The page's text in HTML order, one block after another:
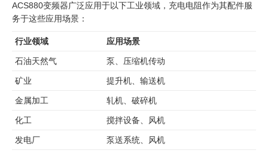
ACS880变频器广泛应用于以下工业领域，充电电阻作为其配件服
务于这些应用场景：
行业领域 应用场景
石油天然气 泵、压缩机传动
矿业 提升机、输送机
金属加工 轧机、破碎机
化工 搅拌设备、风机
发电厂 泵送系统、风机